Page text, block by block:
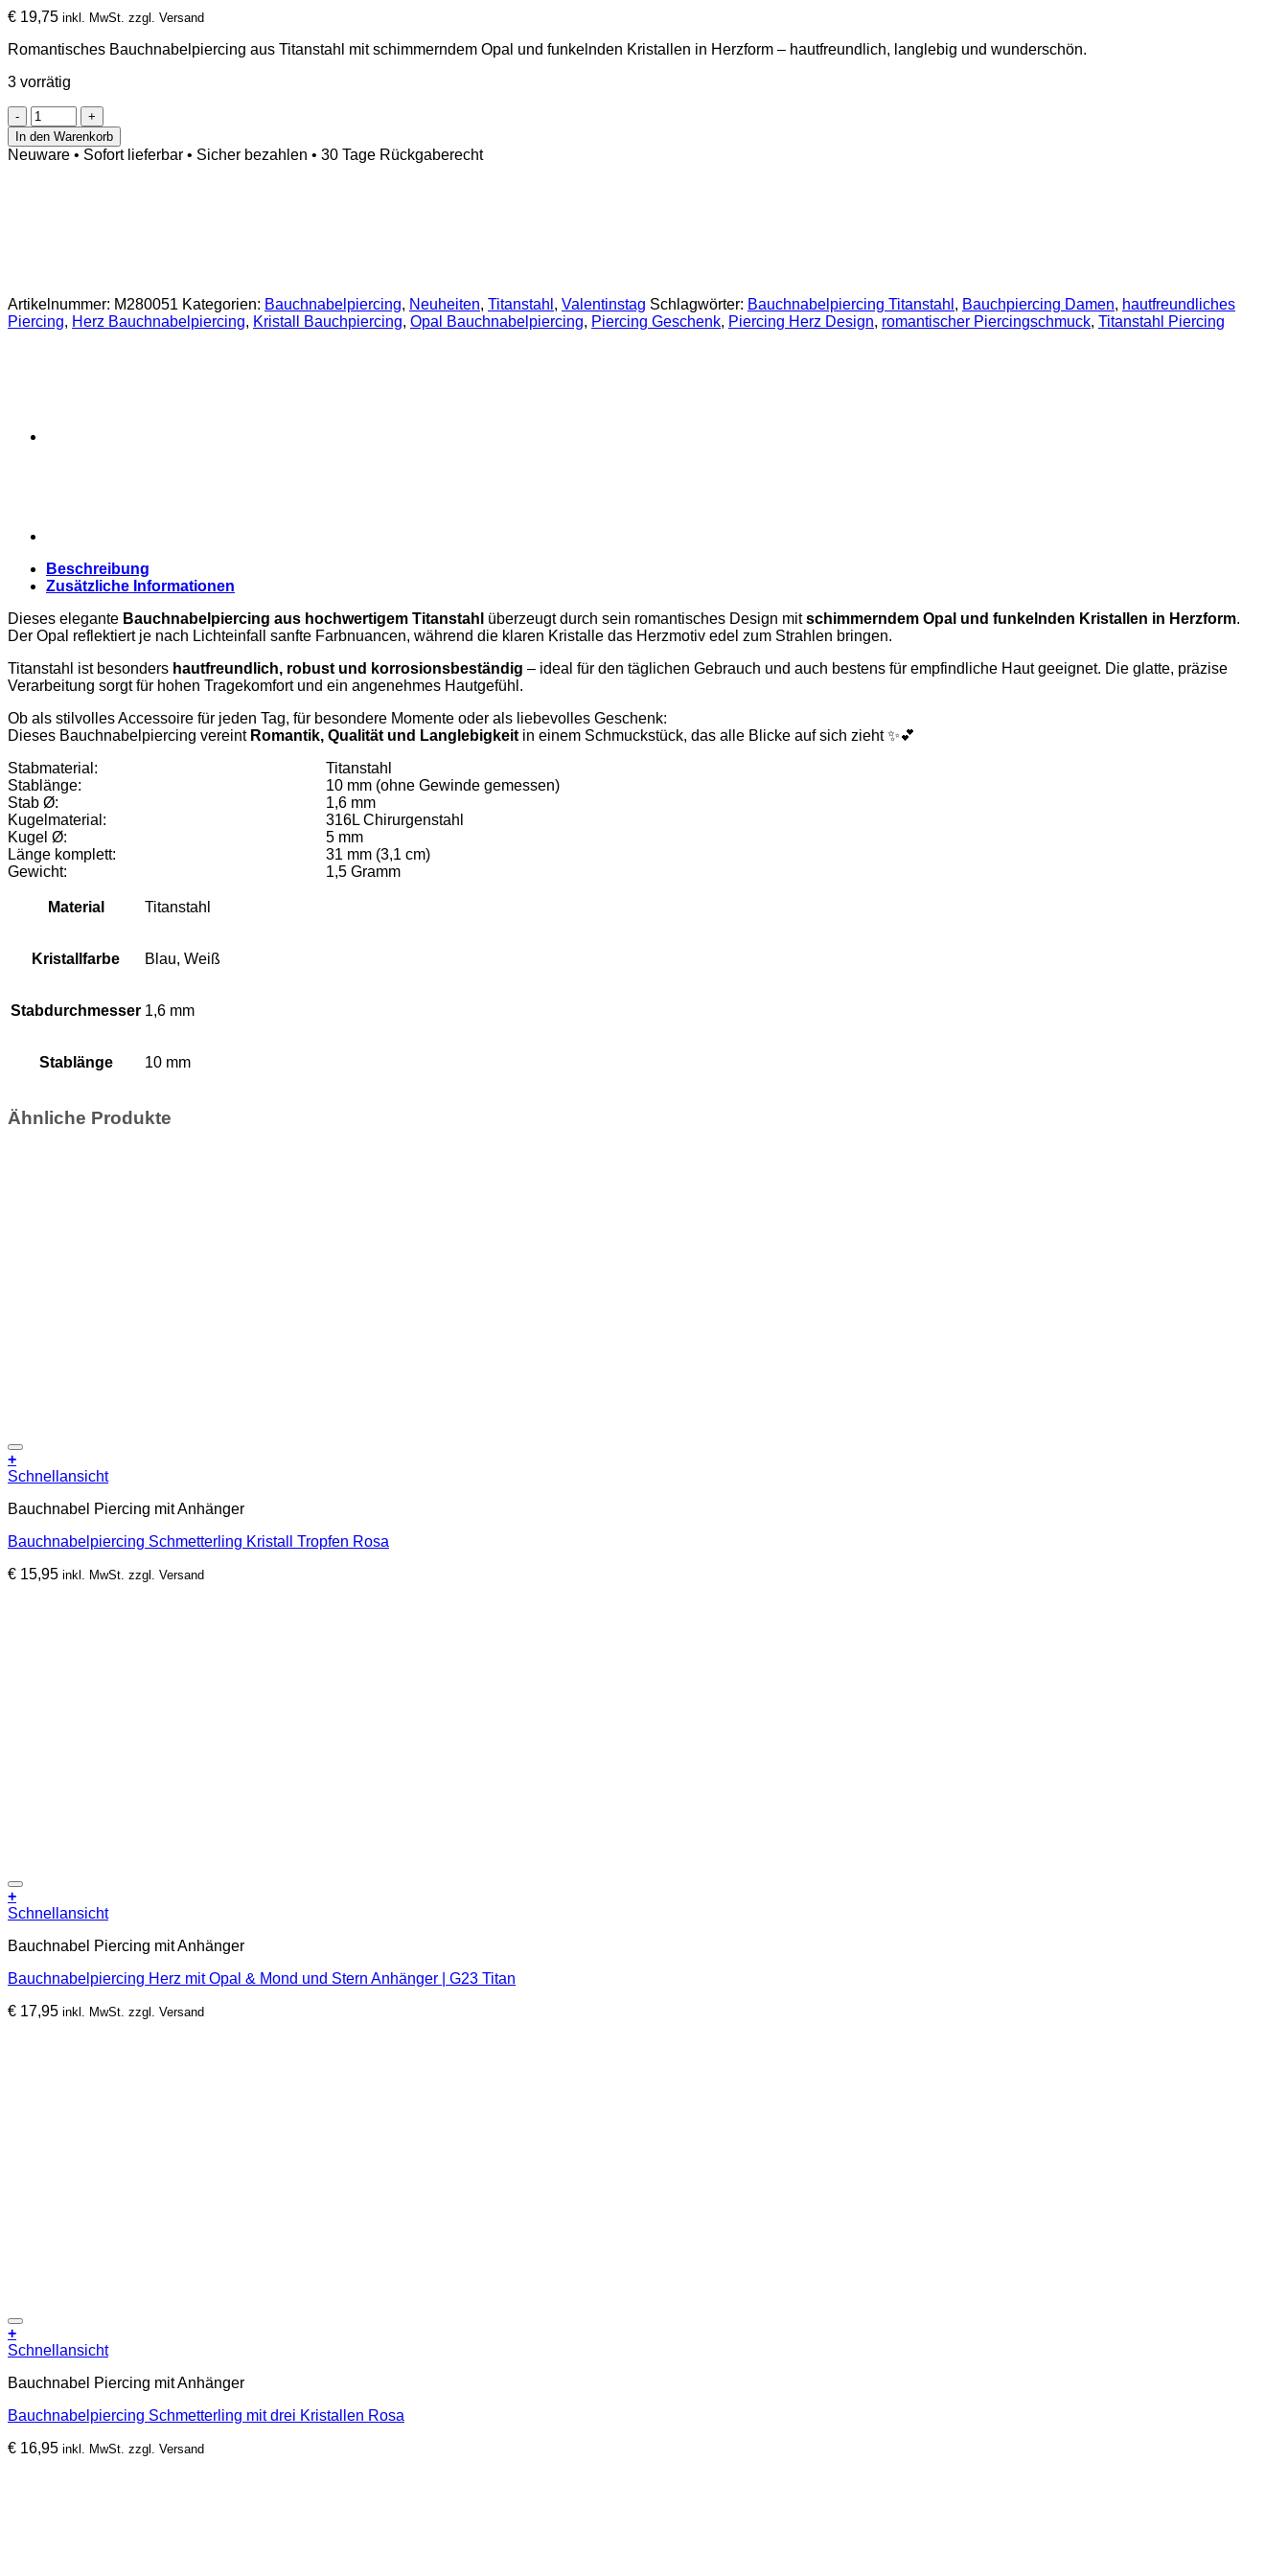
€ 19,75 inkl. MwSt. zzgl. Versand
Romantisches Bauchnabelpiercing aus Titanstahl mit schimmerndem Opal und funkelnden Kristallen in Herzform – hautfreundlich, langlebig und wunderschön.
3 vorrätig
Bauchnabelpiercing
mit
Opal
und
In den Warenkorb
Neuware • Sofort lieferbar • Sicher bezahlen • 30 Tage Rückgaberecht
Artikelnummer: M280051 Kategorien: Bauchnabelpiercing, Neuheiten, Titanstahl , Valentinstag Schlagwörter: Bauchnabelpiercing Titanstahl , Bauchpiercing Damen, hautfreundliches
Piercing, Herz Bauchnabelpiercing, Kristall Bauchpiercing, Opal Bauchnabelpiercing, Piercing Geschenk, Piercing Herz Design, romantischer Piercingschmuck, Titanstahl Piercing
Beschreibung
Zusätzliche Informationen
Dieses elegante Bauchnabelpiercing aus hochwertigem Titanstahl überzeugt durch sein romantisches Design mitschimmerndem Opal und funkelnden Kristallen in Herzform.
Der Opal reflektiert je nach Lichteinfall sanfte Farbnuancen, während die klaren Kristalle das Herzmotiv edel zum Strahlen bringen.
Titanstahl ist besonders hautfreundlich, robust und korrosionsbeständig – ideal für den täglichen Gebrauch und auch bestens für empfindliche Haut geeignet. Die glatte, präzise
Verarbeitung sorgt für hohen Tragekomfort und ein angenehmes Hautgefühl.
Ob als stilvolles Accessoire für jeden Tag, für besondere Momente oder als liebevolles Geschenk:
Dieses Bauchnabelpiercing vereint Romantik, Qualität und Langlebigkeit in einem Schmuckstück, das alle Blicke auf sich zieht ✨💕
Stabmaterial:
Titanstahl
Stablänge:
10 mm (ohne Gewinde gemessen)
Stab Ø:
1,6 mm
Kugelmaterial:
316L Chirurgenstahl
Kugel Ø:
5 mm
Länge komplett:
31 mm (3,1 cm)
Gewicht:
1,5 Gramm
Material Titanstahl
Kristallfarbe Blau, Weiß
Stabdurchmesser 1,6 mm
Stablänge 10 mm
Ähnliche Produkte
+
Schnellansicht
Bauchnabel Piercing mit Anhänger
Bauchnabelpiercing Schmetterling Kristall Tropfen Rosa
€ 15,95 inkl. MwSt. zzgl. Versand
+
Schnellansicht
Bauchnabel Piercing mit Anhänger
Bauchnabelpiercing Herz mit Opal & Mond und Stern Anhänger | G23 Titan
€ 17,95 inkl. MwSt. zzgl. Versand
+
Schnellansicht
Bauchnabel Piercing mit Anhänger
Bauchnabelpiercing Schmetterling mit drei Kristallen Rosa
€ 16,95 inkl. MwSt. zzgl. Versand